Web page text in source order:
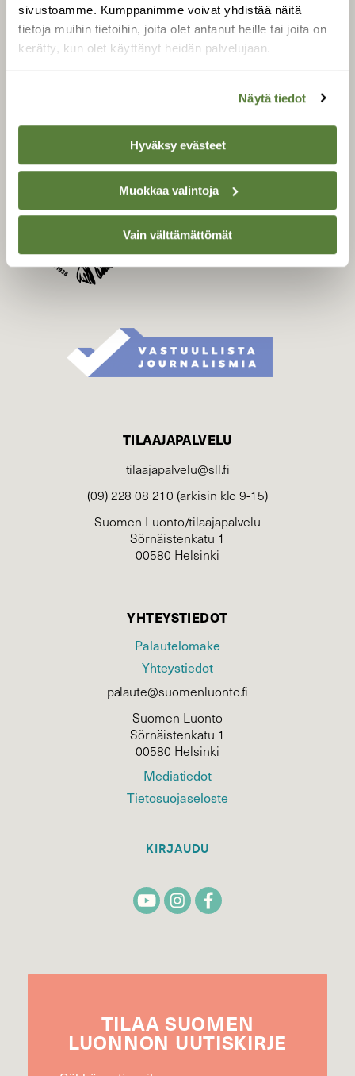
sivustoamme. Kumppanimme voivat yhdistää näitä
tietoja muihin tietoihin, joita olet antanut heille tai joita on
kerätty, kun olet käyttänyt heidän palvelujaan.
Näytä tiedot
Hyväksy evästeet
Muokkaa valintoja
Vain välttämättömät
Tilaa Suomen Luonto
Tilaa digilukuoikeus
Äänestä parasta juttua
SUOMEN LUONNON­
SUOJELU­LIITTO
Suomen Luonto -lehden
kustantaja onSuomen
luonnonsuojelu­liitto
TILAAJAPALVELU
tilaajapalvelu@sll.fi
(09) 228 08 210 (arkisin klo 9-15)
Suomen Luonto/tilaajapalvelu
Sörnäistenkatu 1
00580 Helsinki
YHTEYSTIEDOT
Palautelomake
Yhteystiedot
palaute@suomenluonto.fi
Suomen Luonto
Sörnäistenkatu 1
00580 Helsinki
Mediatiedot
Tietosuojaseloste
KIRJAUDU
TILAA SUOMEN
LUONNON UUTIS­KIRJE